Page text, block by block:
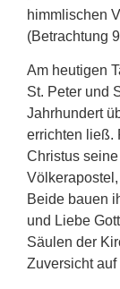
himmlischen
(Betrachtung
Am heutigen
St. Peter und
Jahrhundert
errichten ließ.
Christus
Beide bauen
und Liebe
Säulen der
Zuversicht auf